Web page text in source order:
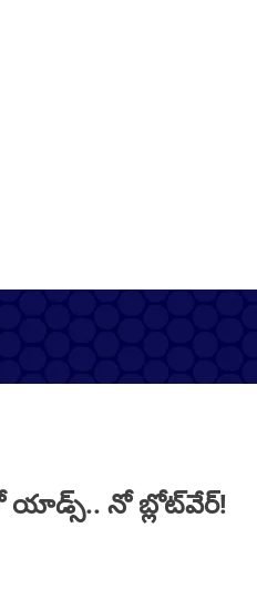
నో యాడ్స్.. నో బ్లోట్‌వేర్!